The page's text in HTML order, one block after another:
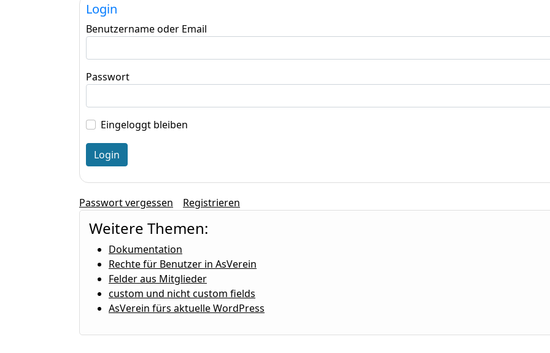
Login
Benutzername oder Email
Passwort
Eingeloggt bleiben
Passwort vergessen Registrieren
Weitere Themen:
Dokumentation
Rechte für Benutzer in AsVerein
Felder aus Mitglieder
custom und nicht custom fields
AsVerein fürs aktuelle WordPress